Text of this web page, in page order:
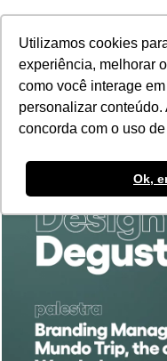
Utilizamos cookies
experiência, melhorar
como você interage
personalizar
concorda com o uso
Ok,
POR